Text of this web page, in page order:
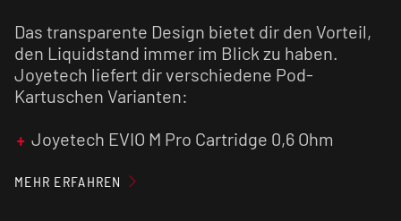
Das transparente Design bietet dir den Vorteil,
den Liquidstand immer im Blick zu haben.
Joyetech liefert dir verschiedene Pod-
Kartuschen Varianten:
Joyetech EVIO M Pro Cartridge 0,6 Ohm
Joyetech EVIO M Pro Cartridge 0,8 Ohm
MEHR ERFAHREN